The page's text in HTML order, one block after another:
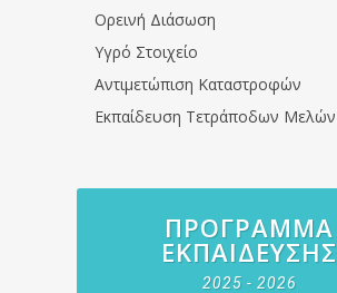
Ορεινή Διάσωση
Υγρό Στοιχείο
Αντιμετώπιση Καταστροφών
Εκπαίδευση Τετράποδων Μελών
ΠΡΌΓΡΑΜΜΑ
ΕΚΠΑΊΔΕΥΣΗΣ
2025 - 2026